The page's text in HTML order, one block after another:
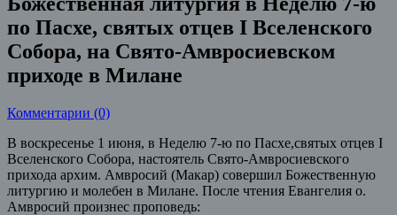
по Пасхе, святых отцев I Вселенского
Собора, на Свято-Амвросиевском
приходе в Милане
Комментарии (0)
В воскресенье 1 июня, в Неделю 7-ю по Пасхе,святых отцев I
Вселенского Собора, настоятель Свято-Амвросиевского
прихода архим. Амвросий (Макар) совершил Божественную
литургию и молебен в Милане. После чтения Евангелия о.
Амвросий произнес проповедь: